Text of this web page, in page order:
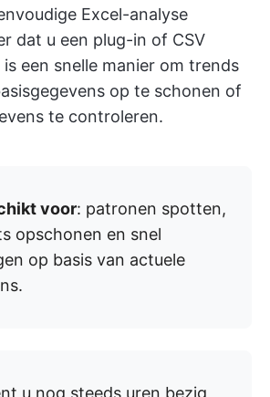
Excel-analyse
dat u een plug-in of CSV
een snelle manier om trends
op te schonen of
te controleren.
voor: patronen spotten,
opschonen en snel
op basis van actuele
u nog steeds uren bezig